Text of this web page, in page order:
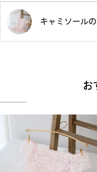
キャミソール
お